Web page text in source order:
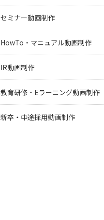
セミナー動画制作
HowTo・マニュアル動画制作
IR動画制作
教育研修・Eラーニング動画制作
新卒・中途採用動画制作